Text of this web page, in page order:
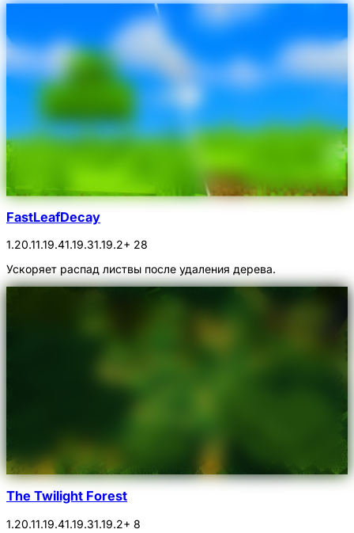
FastLeafDecay
1.20.11.19.41.19.31.19.2+ 28
Ускоряет распад листвы после удаления дерева.
The Twilight Forest
1.20.11.19.41.19.31.19.2+ 8